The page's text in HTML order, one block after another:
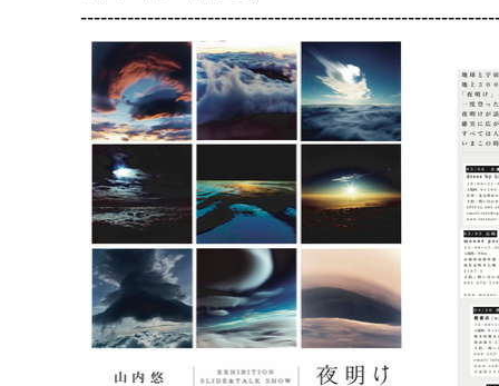
------------------------------------------------------------